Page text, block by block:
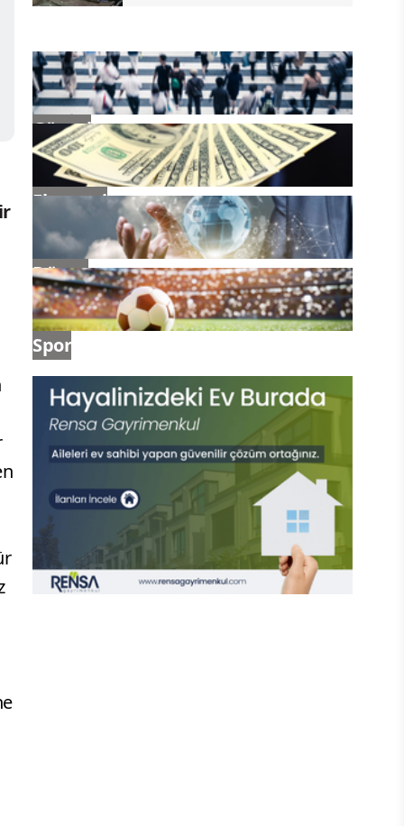
Güncel
Ekonomi
Dünya
Spor